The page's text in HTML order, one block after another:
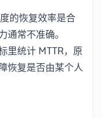
的恢复效率是合
常不准确。
里统计 MTTR，原
恢复是否由某个人